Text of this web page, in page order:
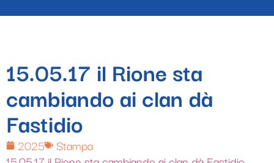
15.05.17 il Rione sta
cambiando ai clan dà
Fastidio
2025
Stampa